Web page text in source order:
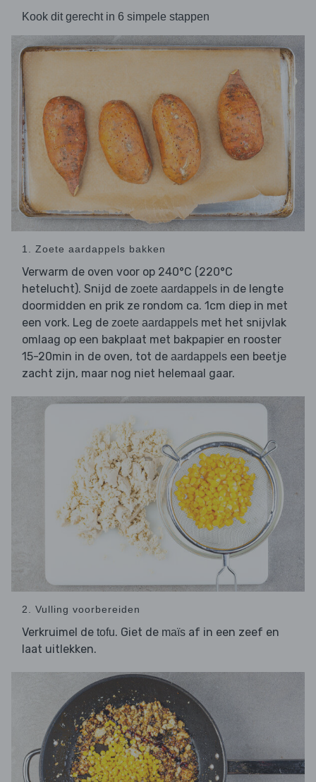
Kook dit gerecht in 6 simpele stappen
1. Zoete aardappels bakken
Verwarm de oven voor op 240°C (220°C
hetelucht). Snijd de zoete aardappels in de lengte
doormidden en prik ze rondom ca. 1cm diep in met
een vork. Leg de zoete aardappels met het snijvlak
omlaag op een bakplaat met bakpapier en rooster
15-20min in de oven, tot de aardappels een beetje
zacht zijn, maar nog niet helemaal gaar.
2. Vulling voorbereiden
Verkruimel de tofu. Giet de maïs af in een zeef en
laat uitlekken.